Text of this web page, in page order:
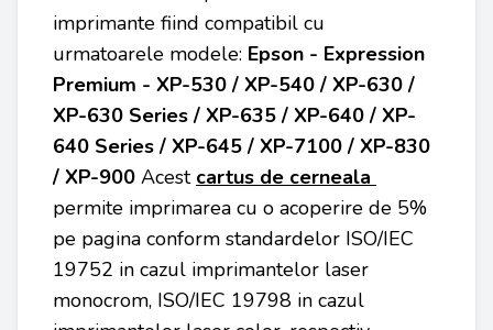
imprimante fiind compatibil cu
urmatoarele modele: Epson - Expression
Premium - XP-530 / XP-540 / XP-630 /
XP-630 Series / XP-635 / XP-640 / XP-
640 Series / XP-645 / XP-7100 / XP-830
/ XP-900 Acest cartus de cerneala
permite imprimarea cu o acoperire de 5%
pe pagina conform standardelor ISO/IEC
19752 in cazul imprimantelor laser
monocrom, ISO/IEC 19798 in cazul